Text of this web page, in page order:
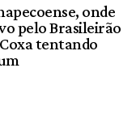
onde
pelo Brasileirão
tentando